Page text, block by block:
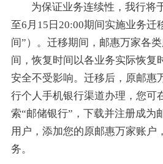
为保证业务连续性，我行将
至6月15日20:00期间实施业务迁
间”）。迁移期间，邮惠万家各
间，恢复时间以各业务实际恢复
安全不受影响。迁移后，原邮惠
行个人手机银行渠道办理，您可
索“邮储银行”，下载并注册成为
用户，添加您的原邮惠万家账户
务。